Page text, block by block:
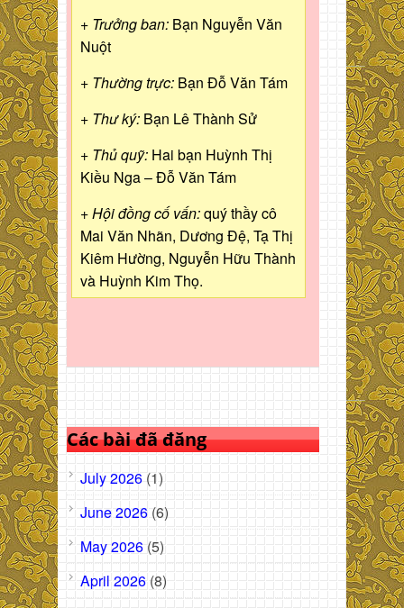
+ Trưởng ban: Bạn Nguyễn Văn
Nuột
+ Thường trực: Bạn Đỗ Văn Tám
+ Thư ký: Bạn Lê Thành Sử
+ Thủ quỹ: Hai bạn Huỳnh Thị
Kiều Nga – Đỗ Văn Tám
+ Hội đồng cố vấn:quý thầy cô
Mai Văn Nhãn, Dương Đệ, Tạ Thị
Kiêm Hường, Nguyễn Hữu Thành
và Huỳnh Kim Thọ.
Các bài đã đăng
July 2026 (1)
June 2026 (6)
May 2026 (5)
April 2026 (8)